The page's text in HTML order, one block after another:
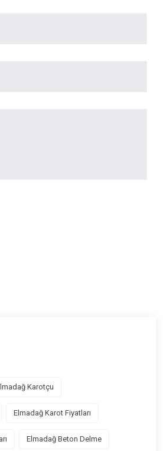
Karotçu
Elmadağ Karot Fiyatları
Elmadağ Beton Delme